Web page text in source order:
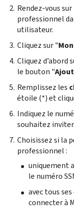
Rendez-vous sur
professionnel
utilisateur.
Cliquez sur "
Cliquez d’abord
le bouton "
Remplissez les
étoile (*) et
Indiquez le
souhaitez inviter.
Choisissez si la
professionnel :
uniquement
le numéro
avec tous
connecter à